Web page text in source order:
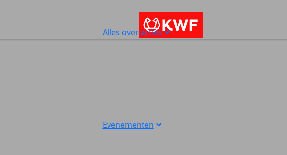
Alles over acties
Evenementen